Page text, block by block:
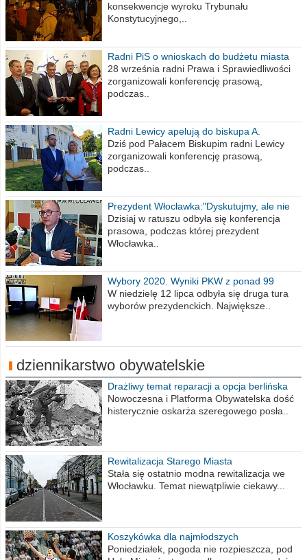
konsekwencje wyroku Trybunału
Konstytucyjnego,..
Radni PiS o wnioskach do budżetu miasta
na 2021 rok
28 września radni Prawa i Sprawiedliwości
zorganizowali konferencję prasową,
podczas..
Radni Lewicy apelują do biskupa A.
Wiesława Meringa
Dziś pod Pałacem Biskupim radni Lewicy
zorganizowali konferencję prasową,
podczas..
Prezydent Włocławka:"Dyskutujmy, ale nie
obrażajmy się”
Dzisiaj w ratuszu odbyła się konferencja
prasowa, podczas której prezydent
Włocławka..
Wybory 2020. Wyniki PKW z ponad 99
procent obwodów
W niedzielę 12 lipca odbyła się druga tura
wyborów prezydenckich. Największe..
dziennikarstwo obywatelskie
Drażliwy temat reparacji a opcja berlińska
Nowoczesna i Platforma Obywatelska dość
histerycznie oskarża szeregowego posła..
Rewitalizacja Starego Miasta
Stała się ostatnio modna rewitalizacja we
Włocławku. Temat niewątpliwie ciekawy...
Koszykówka dla najmłodszych
Poniedziałek, pogoda nie rozpieszcza, pod